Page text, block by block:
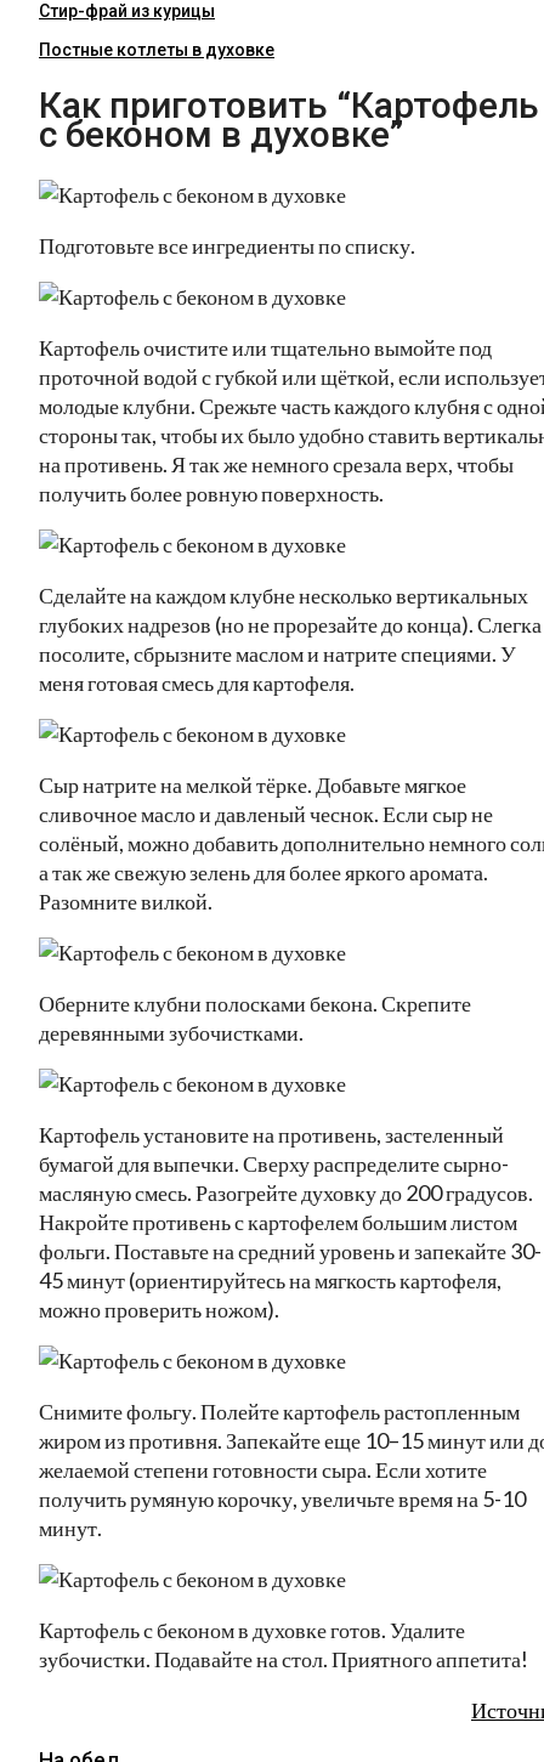
Стир-фрай из курицы
Постные котлеты в духовке
Как приготовить “Картофель
с беконом в духовке”
Подготовьте все ингредиенты по списку.
Картофель очистите или тщательно вымойте под
проточной водой с губкой или щёткой, если
молодые клубни. Срежьте часть каждого клубня с
стороны так, чтобы их было удобно ставить
на противень. Я так же немного срезала верх, чтобы
получить более ровную поверхность.
Сделайте на каждом клубне несколько вертикальных
глубоких надрезов (но не прорезайте до конца). Слегка
посолите, сбрызните маслом и натрите специями. У
меня готовая смесь для картофеля.
Сыр натрите на мелкой тёрке. Добавьте мягкое
сливочное масло и давленый чеснок. Если сыр не
солёный, можно добавить дополнительно немного
а так же свежую зелень для более яркого аромата.
Разомните вилкой.
Оберните клубни полосками бекона. Скрепите
деревянными зубочистками.
Картофель установите на противень, застеленный
бумагой для выпечки. Сверху распределите сырно-
масляную смесь. Разогрейте духовку до 200 градусов.
Накройте противень с картофелем большим листом
фольги. Поставьте на средний уровень и запекайте 30-
45 минут (ориентируйтесь на мягкость картофеля,
можно проверить ножом).
Снимите фольгу. Полейте картофель растопленным
жиром из противня. Запекайте еще 10–15 минут или
желаемой степени готовности сыра. Если хотите
получить румяную корочку, увеличьте время на 5-10
минут.
Картофель с беконом в духовке готов. Удалите
зубочистки. Подавайте на стол. Приятного аппетита!